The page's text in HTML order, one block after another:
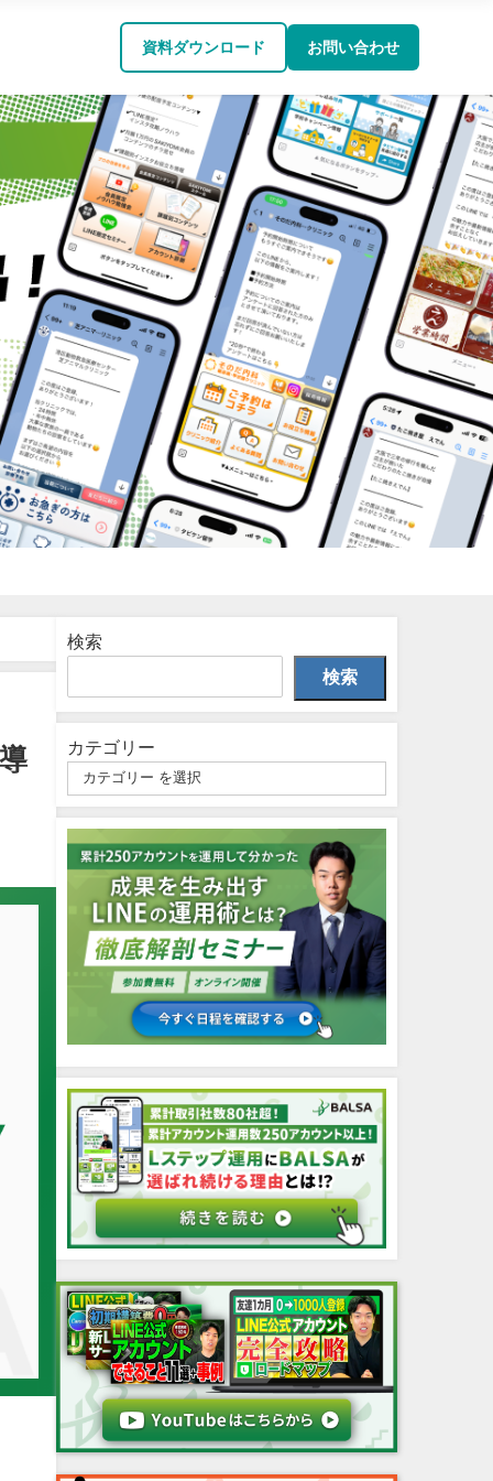
資料ダウンロード お問い合わせ
検索
検索
カテゴリー